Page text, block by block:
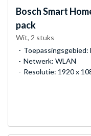
BoschSmart
pack
Wit, 2 stuks
Toepassingsgebied:
Netwerk: WLAN
Resolutie: 1920 x